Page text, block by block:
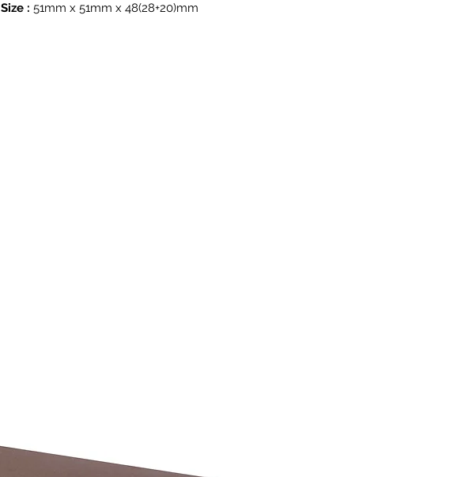
Size : 51mm x 51mm x 48(28+20)mm